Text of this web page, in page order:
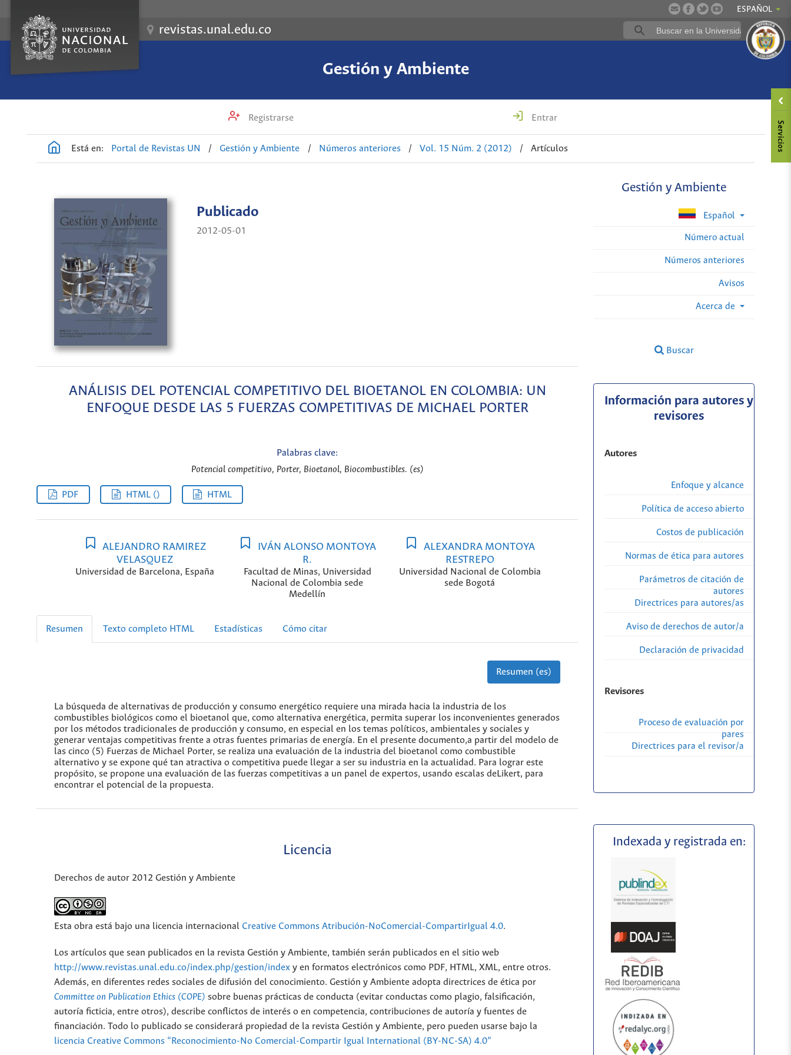
ESPAÑOL
revistas.unal.edu.co
Gestión y Ambiente
Registrarse Entrar
Está en: Portal de Revistas UN / Gestión y Ambiente / Números anteriores / Vol. 15 Núm. 2 (2012) / Artículos
Gestión y Ambiente
Español
Número actual
Números anteriores
Avisos
Acerca de
Buscar
Publicado
2012-05-01
ANÁLISIS DEL POTENCIAL COMPETITIVO DEL BIOETANOL EN COLOMBIA: UN
ENFOQUE DESDE LAS 5 FUERZAS COMPETITIVAS DE MICHAEL PORTER
Palabras clave:
Potencial competitivo, Porter, Bioetanol, Biocombustibles. (es)
PDF HTML () HTML
ALEJANDRO RAMIREZ
VELASQUEZ
Universidad de Barcelona, España
IVÁN ALONSO MONTOYA
R.
Facultad de Minas, Universidad
Nacional de Colombia sede
Medellín
ALEXANDRA MONTOYA
RESTREPO
Universidad Nacional de Colombia
sede Bogotá
Resumen Texto completo HTML Estadísticas Cómo citar
Resumen (es)
La búsqueda de alternativas de producción y consumo energético requiere una mirada hacia la industria de los
combustibles biológicos como el bioetanol que, como alternativa energética, permita superar los inconvenientes generados
por los métodos tradicionales de producción y consumo, en especial en los temas políticos, ambientales y sociales y
generar ventajas competitivas frente a otras fuentes primarias de energía. En el presente documento,a partir del modelo de
las cinco (5) Fuerzas de Michael Porter, se realiza una evaluación de la industria del bioetanol como combustible
alternativo y se expone qué tan atractiva o competitiva puede llegar a ser su industria en la actualidad. Para lograr este
propósito, se propone una evaluación de las fuerzas competitivas a un panel de expertos, usando escalas deLikert, para
encontrar el potencial de la propuesta.
Licencia
Derechos de autor 2012 Gestión y Ambiente
Esta obra está bajo una licencia internacional Creative Commons Atribución-NoComercial-CompartirIgual 4.0.
Los artículos que sean publicados en la revista Gestión y Ambiente, también serán publicados en el sitio web
http://www.revistas.unal.edu.co/index.php/gestion/index y en formatos electrónicos como PDF, HTML, XML, entre otros.
Además, en diferentes redes sociales de difusión del conocimiento. Gestión y Ambiente adopta directrices de ética por
Committee on Publication Ethics (COPE) sobre buenas prácticas de conducta (evitar conductas como plagio, falsificación,
autoría ficticia, entre otros), describe conflictos de interés o en competencia, contribuciones de autoría y fuentes de
financiación. Todo lo publicado se considerará propiedad de la revista Gestión y Ambiente, pero pueden usarse bajo la
licencia Creative Commons “Reconocimiento-No Comercial-Compartir Igual International (BY-NC-SA) 4.0”
Información para autores y
revisores
Autores
Enfoque y alcance
Política de acceso abierto
Costos de publicación
Normas de ética para autores
Parámetros de citación de
autores
Directrices para autores/as
Aviso de derechos de autor/a
Declaración de privacidad
Revisores
Proceso de evaluación por
pares
Directrices para el revisor/a
Indexada y registrada en: